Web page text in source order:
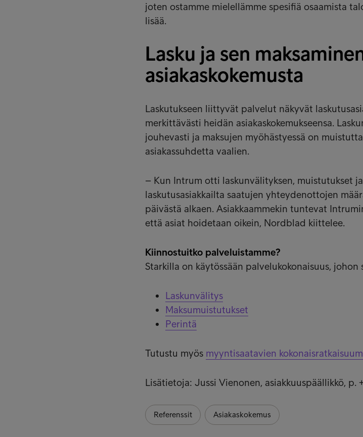
joten ostamme mielellämme spesifiä osaamista
lisää.
Lasku ja sen
asiakaskokemusta
Laskutukseen liittyvät palvelut näkyvät
merkittävästi heidän asiakaskokemukseensa.
jouhevasti ja maksujen myöhästyessä on
asiakassuhdetta vaalien.
– Kun Intrum otti laskunvälityksen, muistutukset
laskutusasiakkailta saatujen yhteydenottojen
päivästä alkaen. Asiakkaammekin tuntevat
että asiat hoidetaan oikein, Nordblad kiittelee.
Kiinnostuitko palveluistamme?
Starkilla on käytössään palvelukokonaisuus, johon
Laskunvälitys
Maksumuistutukset
Perintä
Tutustu myös myyntisaatavien
Lisätietoja: Jussi Vienonen, asiakkuuspäällikkö, p.
Referenssit Asiakaskokemus